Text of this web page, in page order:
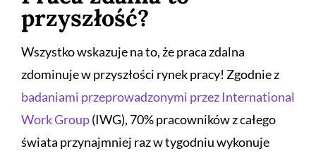
przyszłość?
Wszystko wskazuje na to, że praca zdalna
zdominuje w przyszłości rynek pracy! Zgodnie z
badaniami przeprowadzonymi przez International
Work Group(IWG), 70% pracowników z całego
świata przynajmniej raz w tygodniu wykonuje